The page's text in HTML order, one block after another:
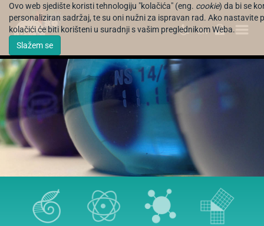
Ovo web sjedište koristi tehnologiju "kolačića" (eng. cookie) da bi se
personaliziran sadržaj, te su oni nužni za ispravan rad. Ako nastavite
kolačići će biti korišteni u suradnji s vašim preglednikom Weba.
Slažem se
EN